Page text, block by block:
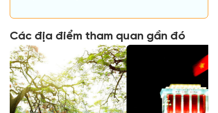
Các địa điểm tham quan gần đó